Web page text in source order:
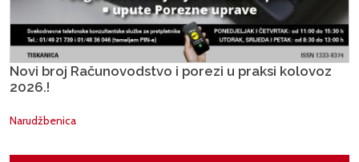
Novi broj Računovodstvo i porezi u praksi kolovoz
2026.!
Narudžbenica